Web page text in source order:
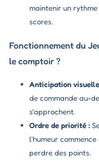
maintenir un
scores.
Fonctionnement du
le comptoir ?
Anticipation
de commande au-
s'approchent.
Ordre de priorité :
l'humeur
perdre des points.